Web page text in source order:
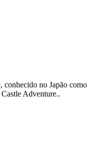
no Japão como
Adventure..